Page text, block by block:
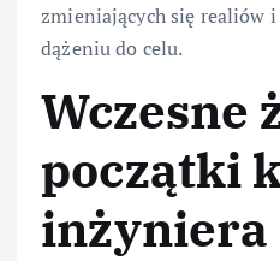
zmieniających się realiów
dążeniu do celu.
Wczesne
początki
inżyniera